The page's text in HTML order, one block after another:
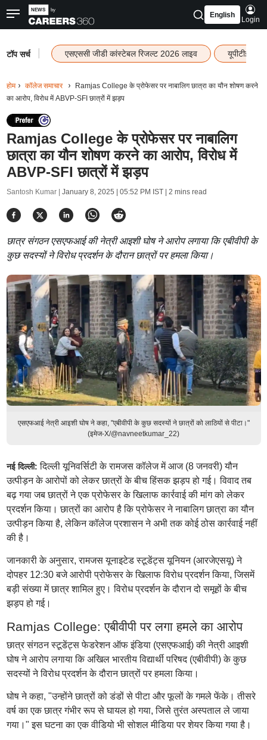
English
Login
टॉप सर्च एसएससी जीडी कांस्टेबल रिजल्ट 2026 लाइव यूपीटीईटी
होम कॉलेज समाचार
Ramjas College के प्रोफेसर पर नाबालिग छात्रा का यौन शोषण करने
का आरोप, विरोध में ABVP-SFI छात्रों में झड़प
Ramjas College के प्रोफेसर पर नाबालिग
छात्रा का यौन शोषण करने का आरोप, विरोध में
ABVP-SFI छात्रों में झड़प
Santosh Kumar | January 8, 2025 | 05:52 PM IST| 2 mins read
छात्र संगठन एसएफआई की नेत्री आइशी घोष ने आरोप लगाया कि एबीवीपी के
कुछ सदस्यों ने विरोध प्रदर्शन के दौरान छात्रों पर हमला किया।
एसएफआई नेत्री आइशी घोष ने कहा, "एबीवीपी के कुछ सदस्यों ने छात्रों को लाठियों से पीटा।"
(इमेज-X/@navneetkumar_22)
नई दिल्ली: दिल्ली यूनिवर्सिटी के रामजस कॉलेज में आज (8 जनवरी) यौन
उत्पीड़न के आरोपों को लेकर छात्रों के बीच हिंसक झड़प हो गई। विवाद तब
बढ़ गया जब छात्रों ने एक प्रोफेसर के खिलाफ कार्रवाई की मांग को लेकर
प्रदर्शन किया। छात्रों का आरोप है कि प्रोफेसर ने नाबालिग छात्रा का यौन
उत्पीड़न किया है, लेकिन कॉलेज प्रशासन ने अभी तक कोई ठोस कार्रवाई नहीं
की है।
जानकारी के अनुसार, रामजस यूनाइटेड स्टूडेंट्स यूनियन (आरजेएसयू) ने
दोपहर 12:30 बजे आरोपी प्रोफेसर के खिलाफ विरोध प्रदर्शन किया, जिसमें
बड़ी संख्या में छात्र शामिल हुए। विरोध प्रदर्शन के दौरान दो समूहों के बीच
झड़प हो गई।
Ramjas College: एबीवीपी पर लगा हमले का आरोप
छात्र संगठन स्टूडेंट्स फेडरेशन ऑफ इंडिया (एसएफआई) की नेत्री आइशी
घोष ने आरोप लगाया कि अखिल भारतीय विद्यार्थी परिषद (एबीवीपी) के कुछ
सदस्यों ने विरोध प्रदर्शन के दौरान छात्रों पर हमला किया।
घोष ने कहा, "उन्होंने छात्रों को डंडों से पीटा और फूलों के गमले फेंके। तीसरे
वर्ष का एक छात्र गंभीर रूप से घायल हो गया, जिसे तुरंत अस्पताल ले जाया
गया।" इस घटना का एक वीडियो भी सोशल मीडिया पर शेयर किया गया है।